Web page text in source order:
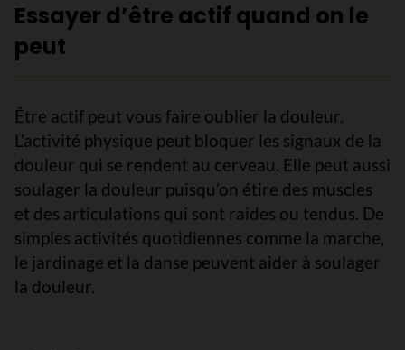
Essayer d’être actif quand on le
peut
Être actif peut vous faire oublier la douleur.
L’activité physique peut bloquer les signaux de la
douleur qui se rendent au cerveau. Elle peut aussi
soulager la douleur puisqu’on étire des muscles
et des articulations qui sont raides ou tendus. De
simples activités quotidiennes comme la marche,
le jardinage et la danse peuvent aider à soulager
la douleur.